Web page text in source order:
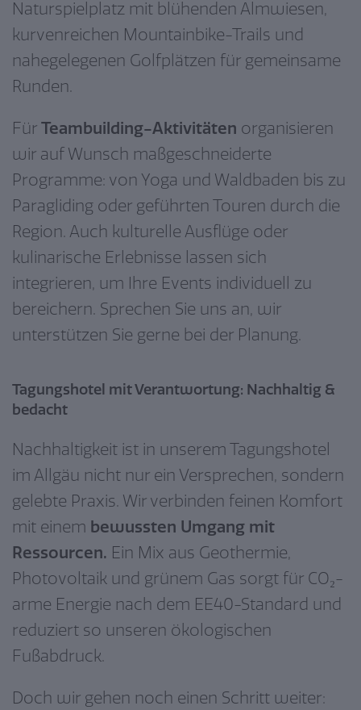
Naturspielplatz mit blühenden Almwiesen,
kurvenreichen Mountainbike-Trails und
nahegelegenen Golfplätzen für gemeinsame
Runden.
Für Teambuilding-Aktivitäten organisieren
wir auf Wunsch maßgeschneiderte
Programme: von Yoga und Waldbaden bis zu
Paragliding oder geführten Touren durch die
Region. Auch kulturelle Ausflüge oder
kulinarische Erlebnisse lassen sich
integrieren, um Ihre Events individuell zu
bereichern. Sprechen Sie uns an, wir
unterstützen Sie gerne bei der Planung.
Tagungshotel mit Verantwortung: Nachhaltig &
bedacht
Nachhaltigkeit ist in unserem Tagungshotel
im Allgäu nicht nur ein Versprechen, sondern
gelebte Praxis. Wir verbinden feinen Komfort
mit einem bewussten Umgang mit
Ressourcen. Ein Mix aus Geothermie,
Photovoltaik und grünem Gas sorgt für CO₂-
arme Energie nach dem EE40-Standard und
reduziert so unseren ökologischen
Fußabdruck.
Doch wir gehen noch einen Schritt weiter: